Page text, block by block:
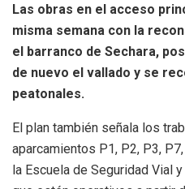
Las obras en el acceso
misma semana con la
el barranco de Sechara,
de nuevo el vallado y se
peatonales.
El plan también señala los
aparcamientos P1, P2, P3,
la Escuela de Seguridad Vial